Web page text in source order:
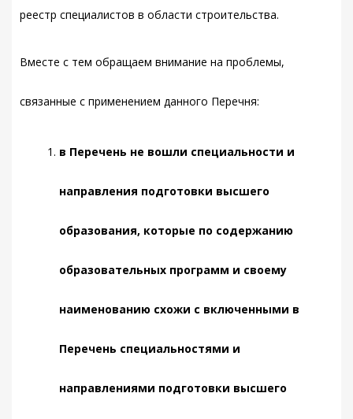
реестр специалистов в области строительства.
Вместе с тем обращаем внимание на проблемы,
связанные с применением данного Перечня:
в Перечень не вошли специальности и
направления подготовки высшего
образования, которые по содержанию
образовательных программ и своему
наименованию схожи с включенными в
Перечень специальностями и
направлениями подготовки высшего